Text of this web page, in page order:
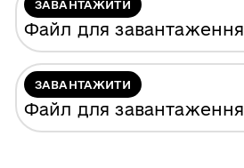
ЗАВАНТАЖИТИ
Файл для завантаження
ЗАВАНТАЖИТИ
Файл для завантаження